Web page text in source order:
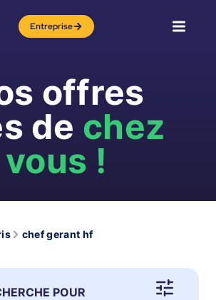
Entreprise
offres
de chez
vous !
chef gerant hf
POUR